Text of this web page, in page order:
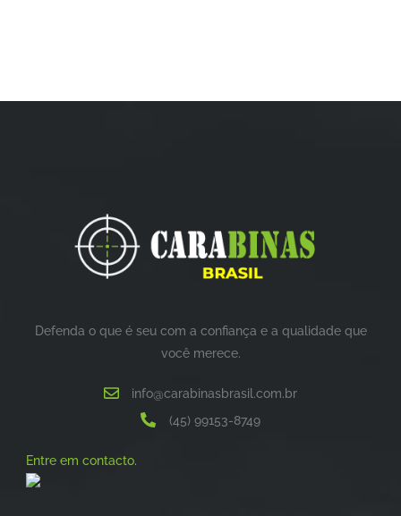
Defenda o que é seu com a confiança e a qualidade que
você merece.
info@carabinasbrasil.com.br
(45) 99153-8749
Entre em contacto.